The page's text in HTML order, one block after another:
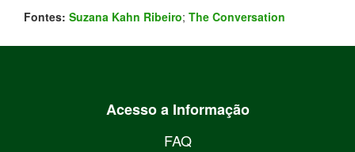
Fontes: Suzana Kahn Ribeiro; The Conversation
Acesso a Informação
FAQ